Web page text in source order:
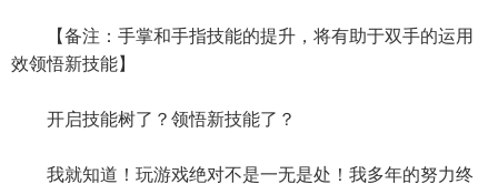
【备注：手掌和手指技能的提升，将有助于双手的运用
效领悟新技能】
开启技能树了？领悟新技能了？
我就知道！玩游戏绝对不是一无是处！我多年的努力终